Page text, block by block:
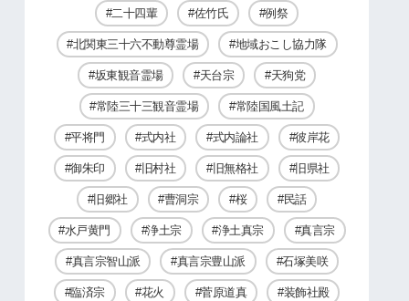
二十四輩 佐竹氏 例祭
北関東三十六不動尊霊場 地域おこし協力隊
坂東観音霊場 天台宗 天狗党
常陸三十三観音霊場 常陸国風土記
平将門 式内社 式内論社 彼岸花
御朱印 旧村社 旧無格社 旧県社
旧郷社 曹洞宗 桜 民話
水戸黄門 浄土宗 浄土真宗 真言宗
真言宗智山派 真言宗豊山派 石塚美咲
臨済宗 花火 菅原道真 装飾社殿